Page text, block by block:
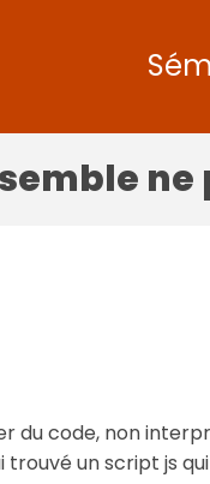
du code, non
trouvé un script js